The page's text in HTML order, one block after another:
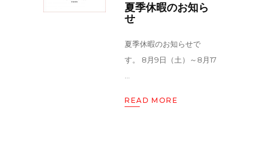
夏季休暇のお知ら
せ
夏季休暇のお知らせで
す。 8月9日（土）～8月17
READ MORE